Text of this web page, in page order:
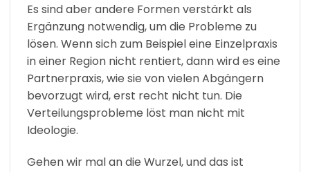
Es sind aber andere Formen verstärkt als
Ergänzung notwendig, um die Probleme zu
lösen. Wenn sich zum Beispiel eine Einzelpraxis
in einer Region nicht rentiert, dann wird es eine
Partnerpraxis, wie sie von vielen Abgängern
bevorzugt wird, erst recht nicht tun. Die
Verteilungsprobleme löst man nicht mit
Ideologie.
Gehen wir mal an die Wurzel, und das ist